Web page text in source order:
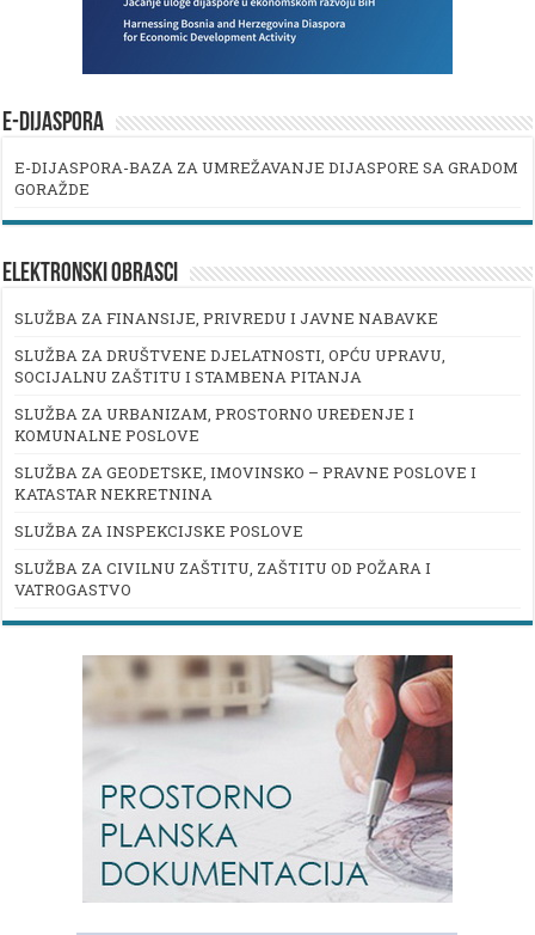
E-DIJASPORA
E-DIJASPORA-BAZA ZA UMREŽAVANJE DIJASPORE SA GRADOM
GORAŽDE
ELEKTRONSKI OBRASCI
SLUŽBA ZA FINANSIJE, PRIVREDU I JAVNE NABAVKE
SLUŽBA ZA DRUŠTVENE DJELATNOSTI, OPĆU UPRAVU,
SOCIJALNU ZAŠTITU I STAMBENA PITANJA
SLUŽBA ZA URBANIZAM, PROSTORNO UREĐENJE I
KOMUNALNE POSLOVE
SLUŽBA ZA GEODETSKE, IMOVINSKO – PRAVNE POSLOVE I
KATASTAR NEKRETNINA
SLUŽBA ZA INSPEKCIJSKE POSLOVE
SLUŽBA ZA CIVILNU ZAŠTITU, ZAŠTITU OD POŽARA I
VATROGASTVO